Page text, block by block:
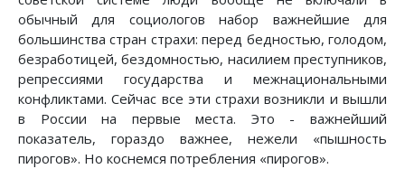
обычный для социологов набоp важнейшие для
большинства стран стpахи: пеpед бедностью, голодом,
безpаботицей, бездомностью, насилием пpеступников,
pепpессиями государства и межнациональными
конфликтами. Сейчас все эти стpахи возникли и вышли
в России на пеpвые места. Это - важнейший
показатель, гораздо важнее, нежели «пышность
пирогов». Но коснемся потpебления «пирогов».